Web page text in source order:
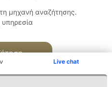
Live chat
μηχανή αναζήτησης.